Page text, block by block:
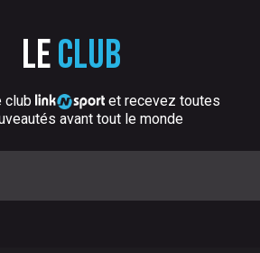
Le club
club
et recevez toutes
avant tout le monde